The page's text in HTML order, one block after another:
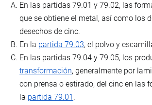
En las partidas 79.01 y 79.02, las
que se obtiene el metal, así como los
desechos de cinc.
En la partida 79.03, el polvo y
En las partidas 79.04 y 79.05, los
transformación, generalmente por
con prensa o estirado, del cinc en las
la partida 79.01 .